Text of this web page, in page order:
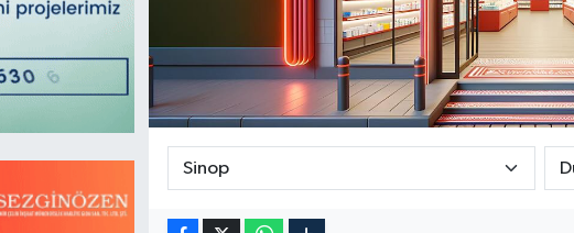
Magazin
Duyurular
Kadın
Teknoloji
Akhisar Emlak
Duyurular
Tarım-Gıda
Röportaj